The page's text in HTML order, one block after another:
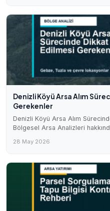
Denizli Köyü Arsa Alım
Gerekenler
Denizli Köyü Arsa Alım
Bölgesel Arsa Analizleri
28 May 2026